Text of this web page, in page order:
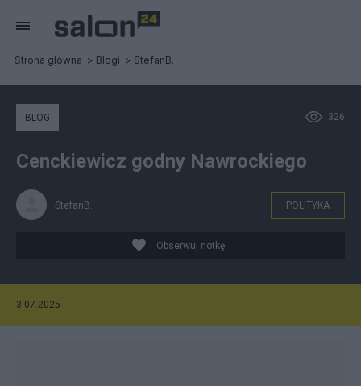
Strona główna Blogi StefanB.
326
BLOG
Cenckiewicz godny Nawrockiego
StefanB. POLITYKA
Obserwuj notkę
3.07.2025